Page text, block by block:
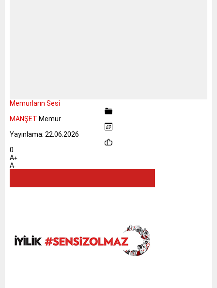
Memurların Sesi
MANŞET Memur
Yayınlama: 22.06.2026
0
A+
A-